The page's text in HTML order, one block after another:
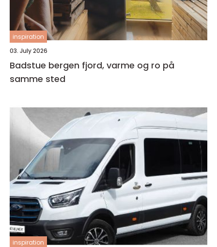
inspiration
03. July 2026
Badstue bergen fjord, varme og ro på
samme sted
inspiration